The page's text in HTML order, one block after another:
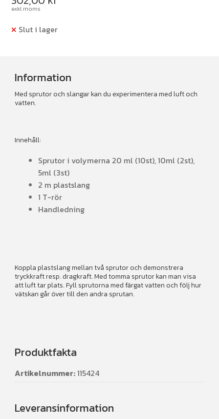
exkl moms
Slut i lager
Information
Med sprutor och slangar kan du experimentera med luft och
vatten.
Innehåll:
Sprutor i volymerna 20 ml (10st), 10ml (2st),
5ml (3st)
2 m plastslang
1 T-rör
Handledning
Koppla plastslang mellan två sprutor och demonstrera
tryckkraft resp. dragkraft. Med tomma sprutor kan man visa
att luft tar plats. Fyll sprutorna med färgat vatten och följ hur
vätskan går över till den andra sprutan.
Produktfakta
Artikelnummer:115424
Leveransinformation